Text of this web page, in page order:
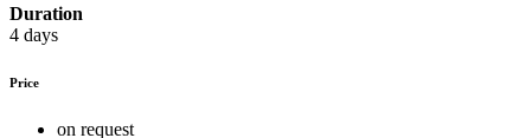
Duration
4 days
Price
on request